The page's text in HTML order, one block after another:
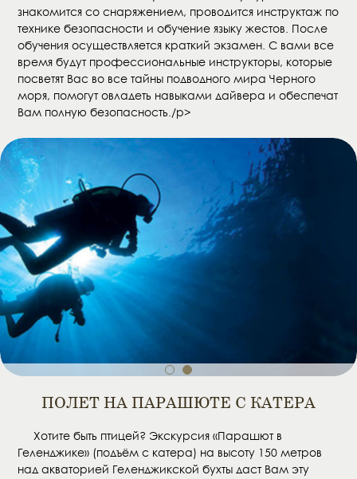
знакомится со снаряжением, проводится инструктаж по
технике безопасности и обучение языку жестов. После
обучения осуществляется краткий экзамен. С вами все
время будут профессиональные инструкторы, которые
посветят Вас во все тайны подводного мира Черного
моря, помогут овладеть навыками дайвера и обеспечат
Вам полную безопасность./p>
ПОЛЕТ НА ПАРАШЮТЕ С КАТЕРА
Хотите быть птицей? Экскурсия «Парашют в
Геленджике» (подъём с катера) на высоту 150 метров
над акваторией Геленджикской бухты даст Вам эту